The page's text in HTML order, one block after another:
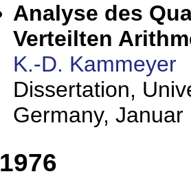
Analyse des
Verteilten
K.-D. Kammeyer
Dissertation,
Germany, Januar
1976